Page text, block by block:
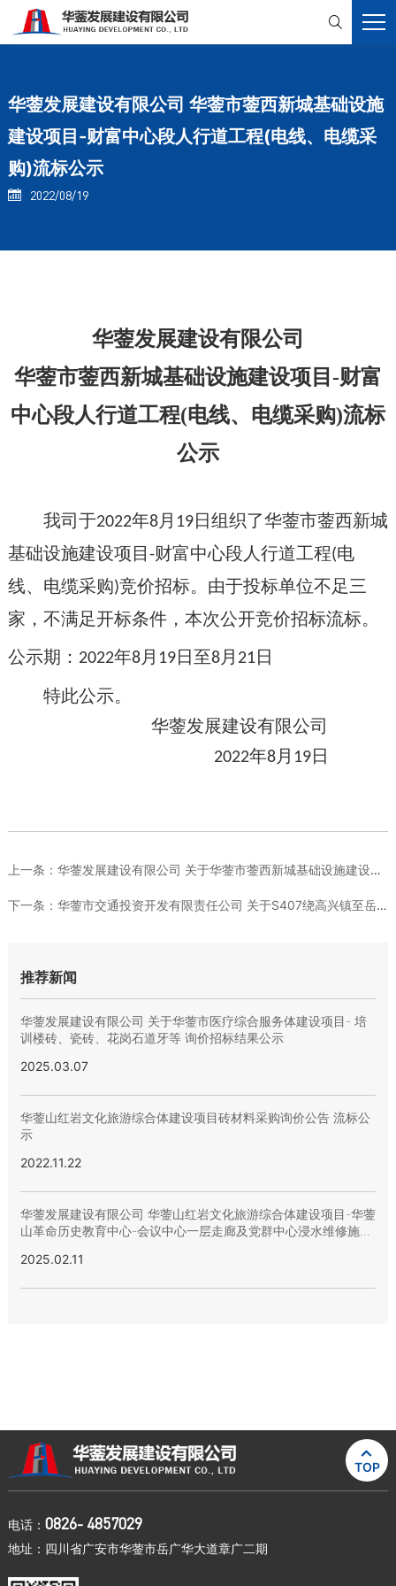

华蓥发展建设有限公司 华蓥市蓥西新城基础设施
建设项目-财富中心段人行道工程(电线、电缆采
购)流标公示
 2022/08/19
华蓥发展建设有限公司
华蓥市蓥西新城基础设施建设项目 -财富
中心段人行道工程(电线、电缆采购)流标
公示
我司于2022年8月 19日组织了华蓥市蓥西新城
基础设施建设项目 -财富中心段人行道工程(电
线、电缆采购)竞价招标。由于投标单位不足三
家， 不满足开标条件， 本次公开竞价招标流标。
公示期： 2022年8月 19日至8月 21 日
特此公示。
华蓥发展建设有限公司
2022年8 月 19 日
上一条： 华蓥发展建设有限公司 关于华蓥市蓥西新城基础设施建设项目-财...
下一条： 华蓥市交通投资开发有限责任公司 关于S407绕高兴镇至岳池交...
推荐新闻
华蓥发展建设有限公司 关于华蓥市医疗综合服务体建设项目- 培
训楼砖、瓷砖、花岗石道牙等 询价招标结果公示
2025.03.07
华蓥山红岩文化旅游综合体建设项目砖材料采购询价公告 流标公
示
2022.11.22
华蓥发展建设有限公司 华蓥山红岩文化旅游综合体建设项目-华蓥
山革命历史教育中心-会议中心一层走廊及党群中心浸水维修施工
2025.02.11

TOP
电话： 0826- 4857029
地址：四川省广安市华蓥市岳广华大道章广二期